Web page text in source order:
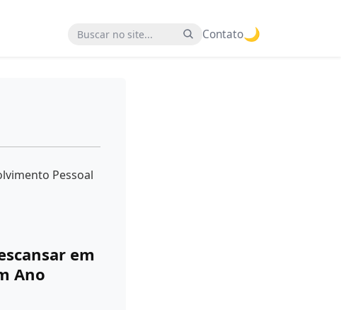
Buscar no site Contato🌙
Pessoal
em
Ano